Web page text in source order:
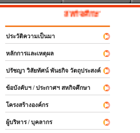
สหกิจศึกษา ยินดีต้อนรับ
ประวัติความเป็นมา
หลักการและเหตุผล
ปรัชญา วิสัยทัศน์ พันธกิจ วัตถุประสงค์
ข้อบังคับฯ / ประกาศฯ สหกิจศึกษา
โครงสร้างองค์กร
ผู้บริหาร / บุคลากร